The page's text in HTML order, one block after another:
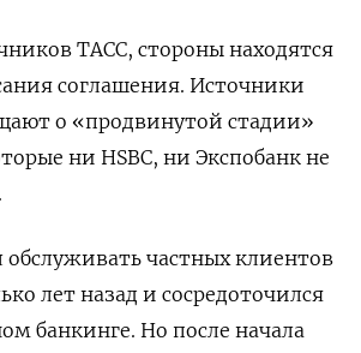
ТАСС, стороны находятся
соглашения. Источники
о «продвинутой стадии»
ни HSBC, ни Экспобанк не
обслуживать частных клиентов
лет назад и сосредоточился
банкинге. Но после начала